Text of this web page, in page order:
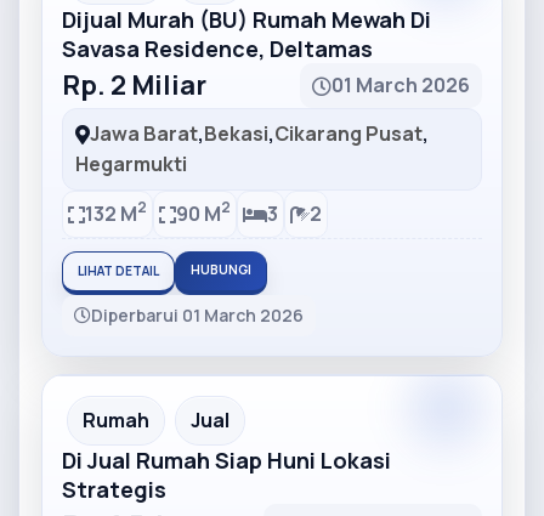
Dijual Murah (BU) Rumah Mewah Di
Savasa Residence, Deltamas
Rp. 2 Miliar
01 March 2026
Jawa Barat,Bekasi,Cikarang Pusat,
Hegarmukti
132 M2 90 M2 3 2
LIHAT DETAIL HUBUNGI
Diperbarui 01 March 2026
Partner Ad
Rumah Jual
Di Jual Rumah Siap Huni Lokasi
Strategis